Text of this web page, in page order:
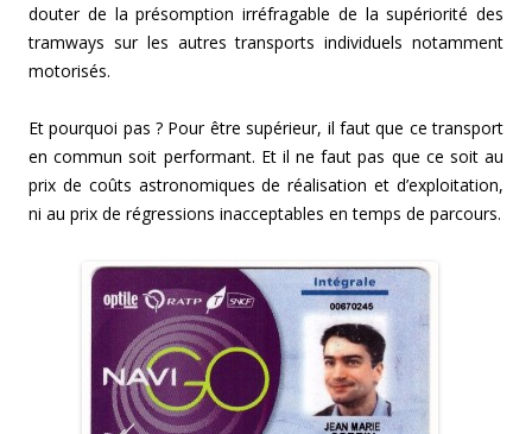
douter de la présomption irréfragable de la supériorité des
tramways sur les autres transports individuels notamment
motorisés.
Et pourquoi pas ? Pour être supérieur, il faut que ce transport
en commun soit performant. Et il ne faut pas que ce soit au
prix de coûts astronomiques de réalisation et d’exploitation,
ni au prix de régressions inacceptables en temps de parcours.